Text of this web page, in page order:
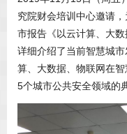
究院财会培训中心邀请
市报告《以云计算、大
详细介绍了当前智慧城
算、大数据、物联网在
5个城市公共安全领域的